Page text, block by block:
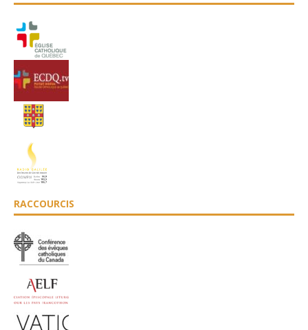
RACCOURCIS